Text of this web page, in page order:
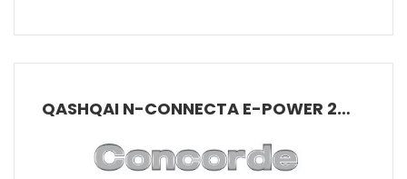
QASHQAI N-CONNECTA E-POWER 2WD